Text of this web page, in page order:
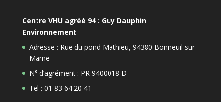
Centre VHU agréé 94 : Guy Dauphin
Environnement
Adresse : Rue du pond Mathieu, 94380 Bonneuil-sur-
Marne
N° d’agrément : PR 9400018 D
Tel : 01 83 64 20 41